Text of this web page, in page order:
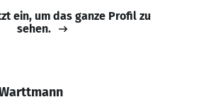
ein, um das ganze Profil zu
sehen.